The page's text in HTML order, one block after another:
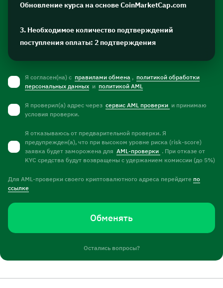
Обновление курса на основе CoinMarketCap.com
3. Необходимое количество подтверждений
поступления оплаты: 2 подтверждения
Я согласен(на) с правилами обмена , политикой обработки
персональных данных и политикой AML
Я проверил(а) адрес через сервис AML проверки и принимаю
условия проверки.
Я отказываюсь от предварительной проверки. Я
предупрежден(а), что при высоком уровне риска (risk-score)
заявка будет заморожена для AML-проверки . При отказе от
KYC средства будут возвращены с удержанием комиссии (до 5%)
Для AML-проверки своего криптовалютного адреса перейдите по
ссылке
Обменять
Остались вопросы?